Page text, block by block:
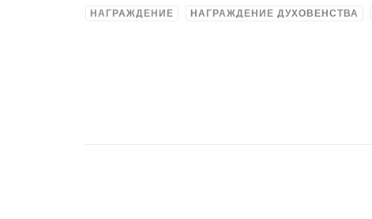
НАГРАЖДЕНИЕ НАГРАЖДЕНИЕ ДУХОВЕНСТВА